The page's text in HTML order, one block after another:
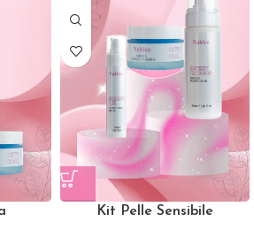
Kit Pelle Sensibile